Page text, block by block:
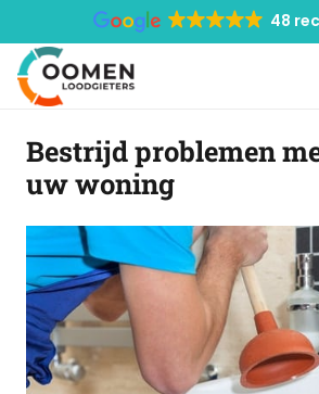
48
Bestrijd problemen
uw woning